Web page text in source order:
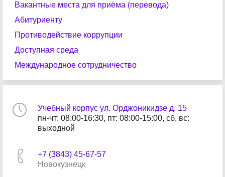
Вакантные места для приёма (перевода)
Абитуриенту
Противодействие коррупции
Доступная среда
Международное сотрудничество
Учебный корпус ул. Орджоникидзе д. 15
пн-чт: 08:00-16:30, пт: 08:00-15:00, сб, вс:
выходной
+7 (3843) 45-67-57
Новокузнецк